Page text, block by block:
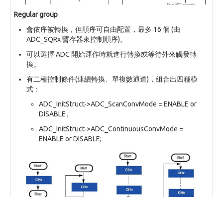
Regular group
會依序被轉換，但順序可自由配置，最多 16 個 (由
ADC_SQRx 暫存器來控制順序)。
可以選擇 ADC 開始運作時就進行轉換或等待外來觸發轉
換。
有二種控制條件(連續轉換、單複數通道)，組合出四種模
式：
ADC_InitStruct->ADC_ScanConvMode = ENABLE or
DISABLE ;
ADC_InitStruct->ADC_ContinuousConvMode =
ENABLE or DISABLE;